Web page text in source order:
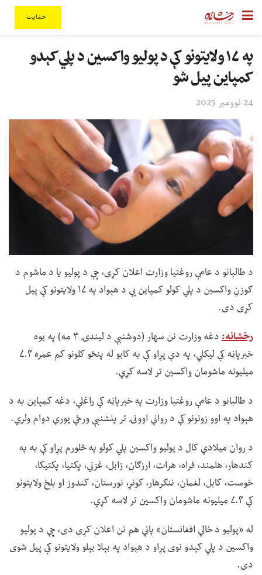
حمایت
په ۱۷ ولایتونو کې د پولیو واکسین د پلي کېدو
کمپاین پیل شو
24 نوومبر 2025
د طالبانو د عامې روغتیا وزارت اعلان کړی، چې د پولیو یا د ماشوم د
ګوزڼ واکسین د پلي کولو کمپاین یې د هېواد په ۱۷ ولایتونو کې پیل
کړی دی.
رخشانه:
دغه وزارت نن سهار (دوشنبې د لیندۍ ۳ مه) په یوه
خبرپاڼه کې لیکلي، په دې پړاو کې به کابو له پنځو کلونو کم عمره ۷.۴
میلیونه ماشومان واکسین تر لاسه کړي.
د طالبانو د عامې روغتیا وزارت په خبرپاڼه کې راغلي، دغه کمپاین به د
هېواد په اوو زونونو کې د روانې اوونۍ تر پنشنبې ورځې پورې دوام ولري.
د روان میلادي کال د پولیو واکسین پلي کولو په څلورم پړاو کې به په
کندهار، هلمند، فراه، هرات، ارزګان، زابل، غزني، پکتیا، پکتیکا،
خوست، کابل، لغمان، ننګرهار، کونړ، نورستان، کندوز او بلخ ولایتونو
کې ۷.۴ میلیونه ماشومان واکسین تر لاسه کړي.
له «پولیو د خالي افغانستان» پاڼې هم نن اعلان کړی دی، چې د پولیو
واکسین د پلي کېدو نوی پړاو د هېواد په بېلا بېلو ولایتونو کې پیل شوی
دی.